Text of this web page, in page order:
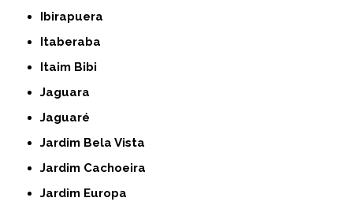
Ibirapuera
Itaberaba
Itaim Bibi
Jaguara
Jaguaré
Jardim Bela Vista
Jardim Cachoeira
Jardim Europa